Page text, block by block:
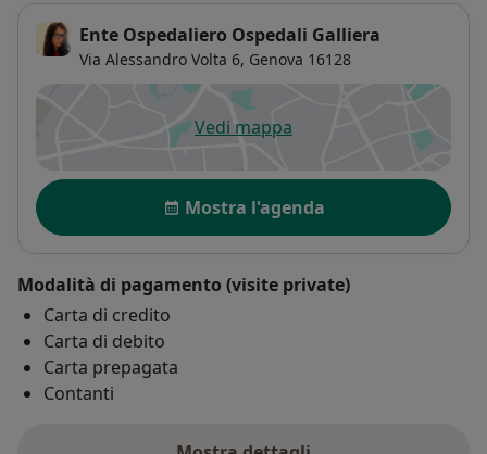
Ente Ospedaliero Ospedali Galliera
Via Alessandro Volta 6, Genova 16128
Vedi mappasi apre in una nuova scheda
Disponibilità
Mostra l'agenda
Modalità di pagamento (visite private)
Carta di credito
Carta di debito
Carta prepagata
Contanti